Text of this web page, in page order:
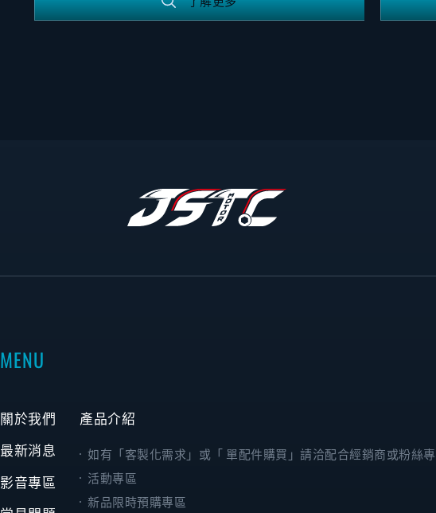
MENU
關於我們
最新消息
影音專區
產品介紹
如有「客製化需求」或「 單配件購買」請洽配合經銷商或粉絲
活動專區
新品限時預購專區